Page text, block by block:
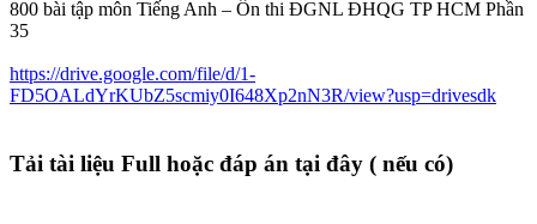
800 bài tập môn Tiếng Anh – Ôn thi ĐGNL ĐHQG TP HCM Phần
35
https://drive.google.com/file/d/1-
FD5OALdYrKUbZ5scmiy0I648Xp2nN3R/view?usp=drivesdk
Tải tài liệu Full hoặc đáp án tại đây ( nếu có)